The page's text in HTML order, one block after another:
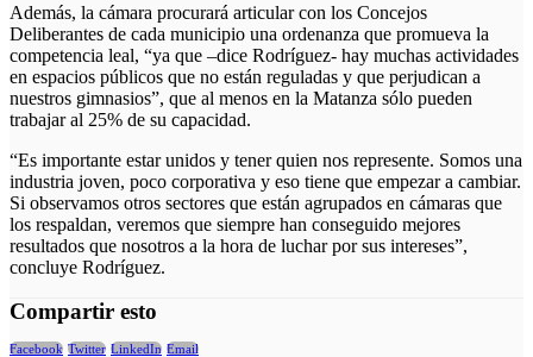
Además, la cámara procurará articular con los Concejos
Deliberantes de cada municipio una ordenanza que promueva la
competencia leal, “ya que –dice Rodríguez- hay muchas actividades
en espacios públicos que no están reguladas y que perjudican a
nuestros gimnasios”, que al menos en la Matanza sólo pueden
trabajar al 25% de su capacidad.
“Es importante estar unidos y tener quien nos represente. Somos una
industria joven, poco corporativa y eso tiene que empezar a cambiar.
Si observamos otros sectores que están agrupados en cámaras que
los respaldan, veremos que siempre han conseguido mejores
resultados que nosotros a la hora de luchar por sus intereses”,
concluye Rodríguez.
Compartir esto
Facebook Twitter LinkedIn Email